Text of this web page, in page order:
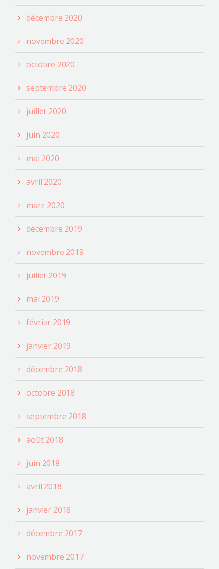
décembre 2020
novembre 2020
octobre 2020
septembre 2020
juillet 2020
juin 2020
mai 2020
avril 2020
mars 2020
décembre 2019
novembre 2019
juillet 2019
mai 2019
février 2019
janvier 2019
décembre 2018
octobre 2018
septembre 2018
août 2018
juin 2018
avril 2018
janvier 2018
décembre 2017
novembre 2017